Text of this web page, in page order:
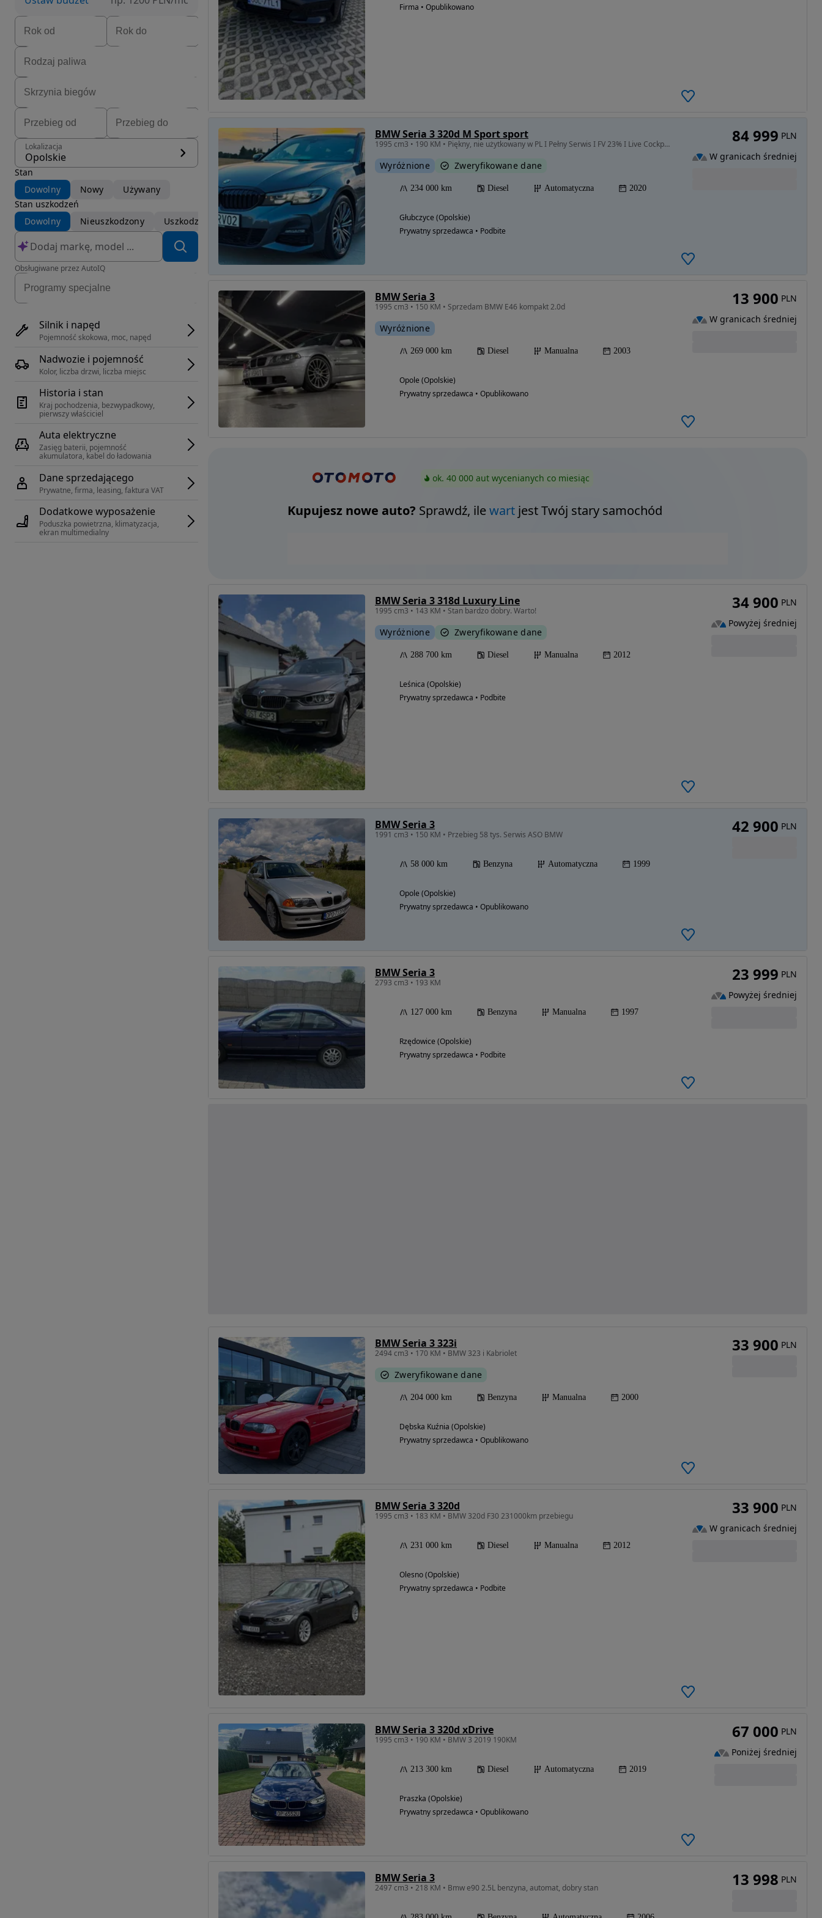
Lokalizacja
Opolskie
Stan
Dowolny
Nowy
Używany
Stan uszkodzeń
Dowolny
Nieuszkodzony Uszkodzony
Obsługiwane przez AutoIQ
Silnik i napęd
Pojemność skokowa, moc, napęd
Nadwozie i pojemność
Kolor, liczba drzwi, liczba miejsc
Historia i stan
Kraj pochodzenia, bezwypadkowy,
pierwszy właściciel
Auta elektryczne
Zasięg baterii, pojemność
akumulatora, kabel do ładowania
Dane sprzedającego
Prywatne, firma, leasing, faktura VAT
Dodatkowe wyposażenie
Poduszka powietrzna, klimatyzacja,
ekran multimedialny
Firma • Opublikowano
BMW Seria 3 320d M Sport sport
1995 cm3 • 190 KM • Piękny, nie użytkowany w PL I Pełny Serwis I FV 23% I Live Cockpit I M
Wyróżnione Zweryfikowane dane
234 000 km Diesel Automatyczna 2020
Głubczyce (Opolskie)
Prywatny sprzedawca • Podbite
84 999 PLN
W granicach średniej
BMW Seria 3
1995 cm3 • 150 KM • Sprzedam BMW E46 kompakt 2.0d
Wyróżnione
269 000 km Diesel Manualna 2003
Opole (Opolskie)
Prywatny sprzedawca • Opublikowano
13 900 PLN
W granicach średniej
ok. 40 000 aut wycenianych co miesiąc
Kupujesz nowe auto? Sprawdź, ilewartjest Twój stary samochód
BMW Seria 3 318d Luxury Line
1995 cm3 • 143 KM • Stan bardzo dobry. Warto!
Wyróżnione Zweryfikowane dane
288 700 km Diesel Manualna 2012
Leśnica (Opolskie)
Prywatny sprzedawca • Podbite
34 900 PLN
Powyżej średniej
BMW Seria 3
1991 cm3 • 150 KM • Przebieg 58 tys. Serwis ASO BMW
58 000 km Benzyna Automatyczna 1999
Opole (Opolskie)
Prywatny sprzedawca • Opublikowano
42 900 PLN
BMW Seria 3
2793 cm3 • 193 KM
127 000 km Benzyna Manualna 1997
Rzędowice (Opolskie)
Prywatny sprzedawca • Podbite
23 999 PLN
Powyżej średniej
BMW Seria 3 323i
2494 cm3 • 170 KM • BMW 323 i Kabriolet
Zweryfikowane dane
204 000 km Benzyna Manualna 2000
Dębska Kuźnia (Opolskie)
Prywatny sprzedawca • Opublikowano
33 900 PLN
BMW Seria 3 320d
1995 cm3 • 183 KM • BMW 320d F30 231000km przebiegu
231 000 km Diesel Manualna 2012
Olesno (Opolskie)
Prywatny sprzedawca • Podbite
33 900 PLN
W granicach średniej
BMW Seria 3 320d xDrive
1995 cm3 • 190 KM • BMW 3 2019 190KM
213 300 km Diesel Automatyczna 2019
Praszka (Opolskie)
Prywatny sprzedawca • Opublikowano
67 000 PLN
Poniżej średniej
BMW Seria 3
2497 cm3 • 218 KM • Bmw e90 2.5L benzyna, automat, dobry stan 13 998 PLN